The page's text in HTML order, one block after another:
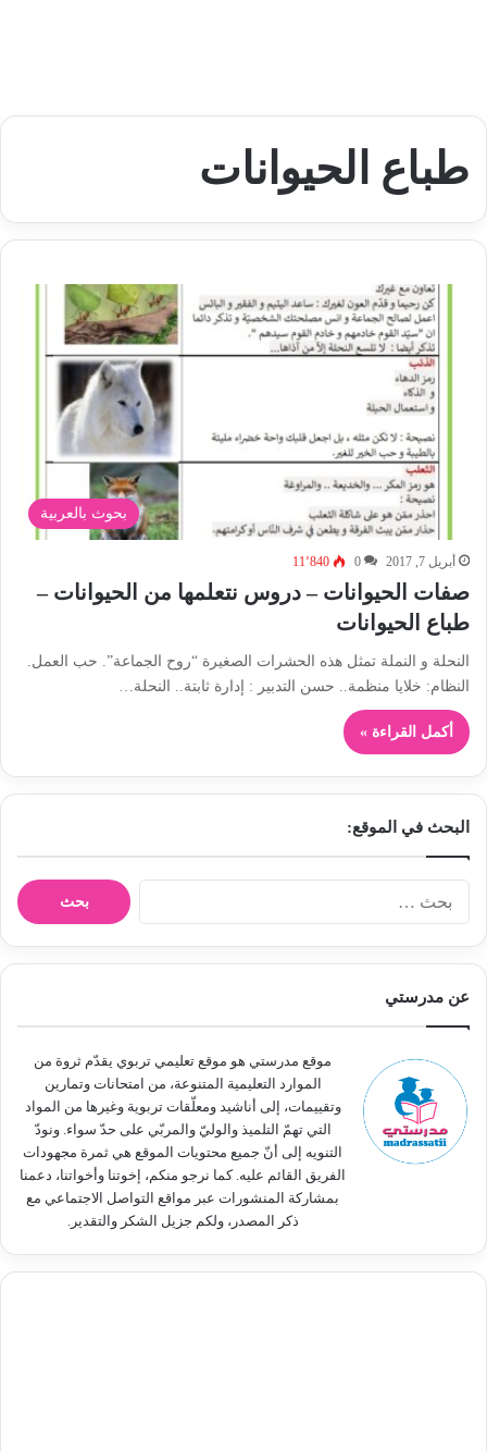
طباع الحيوانات
بحوث بالعربية
أبريل 7, 2017 0 11٬840
صفات الحيوانات – دروس نتعلمها من الحيوانات –
طباع الحيوانات
النحلة و النملة تمثل هذه الحشرات الصغيرة “روح الجماعة”. حب العمل.
النظام: خلايا منظمة.. حسن التدبير : إدارة ثابتة.. النحلة…
أكمل القراءة »
البحث في الموقع:
ن
عن مدرستي
موقع مدرستي هو موقع تعليمي تربوي يقدّم ثروة من
الموارد التعليمية المتنوعة، من امتحانات وتمارين
وتقييمات، إلى أناشيد ومعلّقات تربوية وغيرها من المواد
التي تهمّ التلميذ والوليّ والمربّي على حدّ سواء. ونودّ
التنويه إلى أنّ جميع محتويات الموقع هي ثمرة مجهودات
الفريق القائم عليه. كما نرجو منكم، إخوتنا وأخواتنا، دعمنا
بمشاركة المنشورات عبر مواقع التواصل الاجتماعي مع
ذكر المصدر، ولكم جزيل الشكر والتقدير.